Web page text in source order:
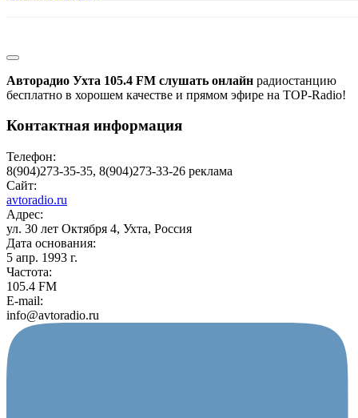
Авторадио Ухта 105.4 FM слушать онлайн радиостанцию
бесплатно в хорошем качестве и прямом эфире на TOP-Radio!
Контактная информация
Телефон:
8(904)273-35-35, 8(904)273-33-26 реклама
Сайт:
avtoradio.ru
Адрес:
ул. 30 лет Октября 4, Ухта, Россия
Дата основания:
5 апр. 1993 г.
Частота:
105.4 FM
E-mail:
info@avtoradio.ru